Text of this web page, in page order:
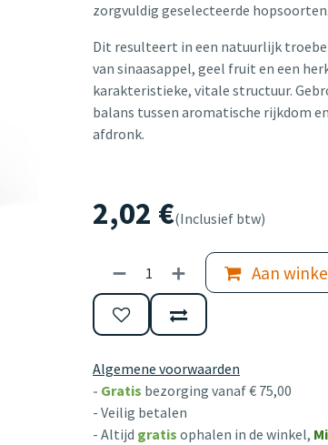
zorgvuldig geselecteerde hopsoorten.
Dit resulteert in een natuurlijk
van sinaasappel, geel fruit en een
karakteristieke, vitale structuur.
balans tussen aromatische rijkdom
afdronk.
2,02 €(Inclusief btw)
Aan
Algemene voorwaarden
- Gratis bezorging vanaf € 75,00
- Veilig betalen
- Altijd gratis ophalen in de winkel,